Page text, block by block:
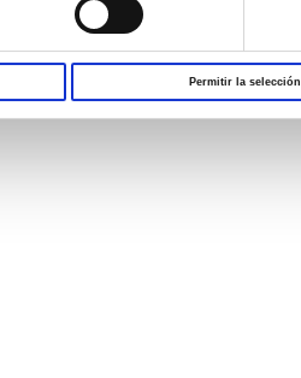
Permitir la selección